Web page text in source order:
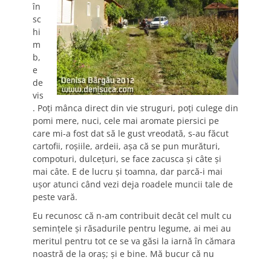
în
sc
hi
m
b,
e
de
vis
. Poţi mânca direct din vie struguri, poţi culege din
pomi mere, nuci, cele mai aromate piersici pe
care mi-a fost dat să le gust vreodată, s-au făcut
cartofii, roşiile, ardeii, aşa că se pun murături,
compoturi, dulceţuri, se face zacusca şi câte şi
mai câte. E de lucru şi toamna, dar parcă-i mai
uşor atunci când vezi deja roadele muncii tale de
peste vară.
Eu recunosc că n-am contribuit decât cel mult cu
seminţele şi răsadurile pentru legume, ai mei au
meritul pentru tot ce se va găsi la iarnă în cămara
noastră de la oraş; şi e bine. Mă bucur că nu